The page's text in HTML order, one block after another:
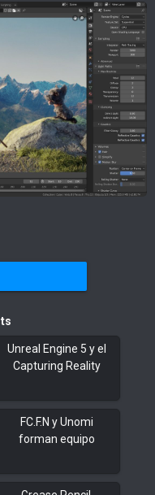
Unreal Engine 5 y el
Capturing Reality
FC.F.N y Unomi
forman equipo